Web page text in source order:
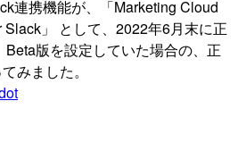
連携機能が、「Marketing Cloud
」 として、2022年6月末に正
版を設定していた場合の、正
みました。